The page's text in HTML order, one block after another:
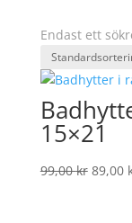
Endast ett
15×21
99,00kr Det
89,00